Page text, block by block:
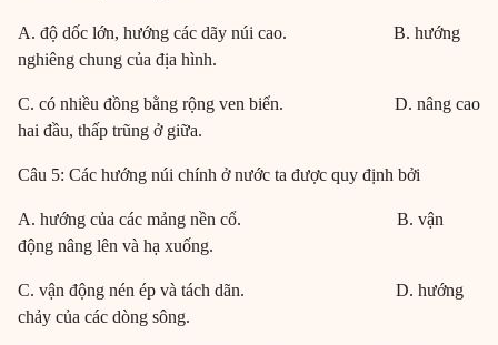
A. độ dốc lớn, hướng các dãy núi cao. B. hướng
nghiêng chung của địa hình.
C. có nhiều đồng bằng rộng ven biển. D. nâng cao
hai đầu, thấp trũng ở giữa.
Câu 5: Các hướng núi chính ở nước ta được quy định bởi
A. hướng của các mảng nền cổ. B. vận
động nâng lên và hạ xuống.
C. vận động nén ép và tách dãn. D. hướng
chảy của các dòng sông.